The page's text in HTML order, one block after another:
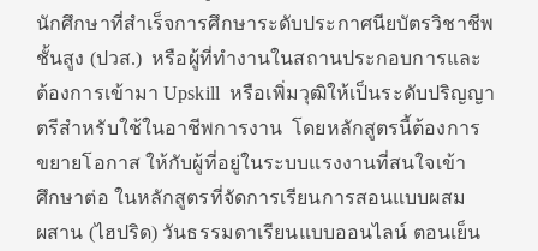
นักศึกษาที่สำเร็จการศึกษาระดับประกาศนียบัตรวิชาชีพ
ชั้นสูง (ปวส.) หรือผู้ที่ทำงานในสถานประกอบการและ
ต้องการเข้ามา Upskill หรือเพิ่มวุฒิให้เป็นระดับปริญญา
ตรีสำหรับใช้ในอาชีพการงาน โดยหลักสูตรนี้ต้องการ
ขยายโอกาส ให้กับผู้ที่อยู่ในระบบแรงงานที่สนใจเข้า
ศึกษาต่อ ในหลักสูตรที่จัดการเรียนการสอนแบบผสม
ผสาน (ไฮปริด) วันธรรมดาเรียนแบบออนไลน์ ตอนเย็น